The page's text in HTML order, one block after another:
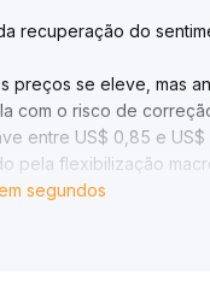
recuperação do
preços se eleve, mas
com o risco de
entre US$ 0,85 e US$
pela flexibilização
e o EARLY
e liquidez
de curto prazo e, para
segundos